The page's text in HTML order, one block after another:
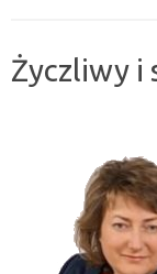
Życzliwy i